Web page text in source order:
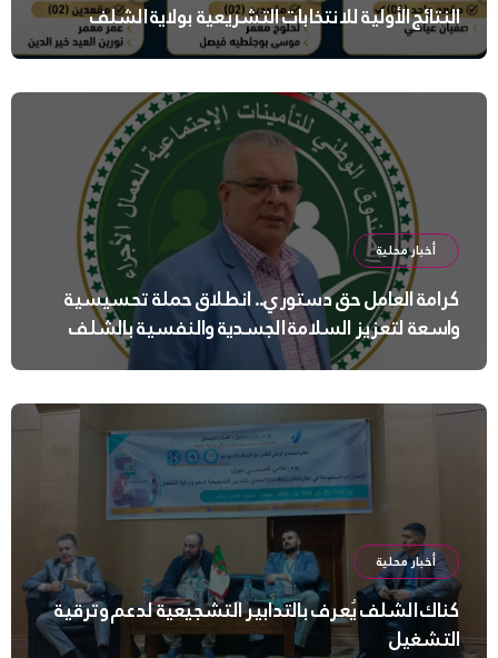
النتائج الأولية للانتخابات التشريعية بولاية الشلف
أخبار محلية
كرامة العامل حق دستوري.. انطلاق حملة تحسيسية
واسعة لتعزيز السلامة الجسدية والنفسية بالشلف
أخبار محلية
كناك الشلف يُعرف بالتدابير التشجيعية لدعم وترقية
التشغيل